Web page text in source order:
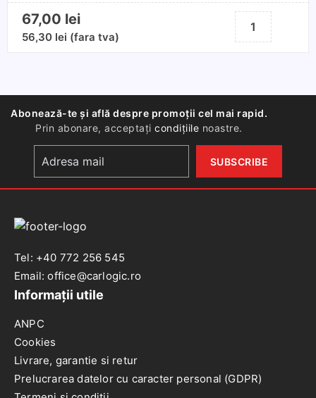
67,00 lei
56,30 lei (fara tva)
Cantitate
Nuca
Abonează-te și află despre promoții cel mai rapid.
Prin abonare, acceptațicondițiile noastre.
Tel: +40 772 256 545
Email: office@carlogic.ro
Informații utile
ANPC
Cookies
Livrare, garantie si retur
Prelucrarea datelor cu caracter personal (GDPR)